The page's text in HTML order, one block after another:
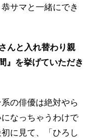
サマと一緒にでき
んと入れ替わり親
』を挙げていただき
の俳優は絶対やら
なっちゃうわけで
に見て、「ひろし